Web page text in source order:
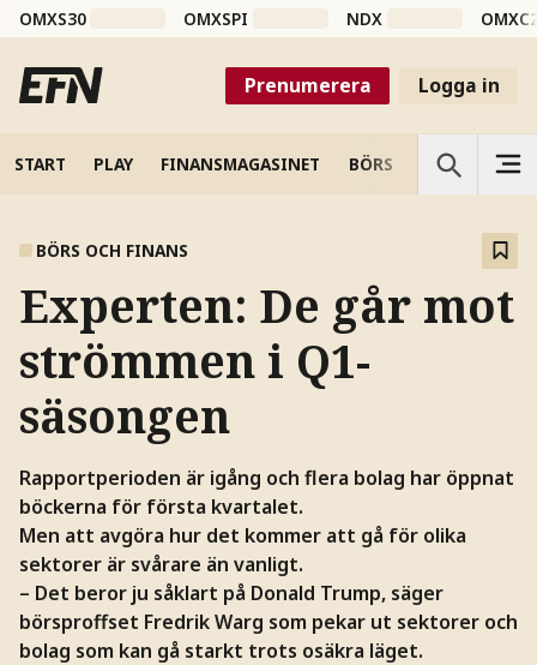
OMXS30 OMXSPI NDX
Prenumerera Logga in
START PLAY FINANSMAGASINET BÖRS VETENSKAP
BÖRS OCH FINANS
Experten: De går mot
strömmen i Q1-
säsongen
Rapportperioden är igång och flera bolag har öppnat
böckerna för första kvartalet.
Men att avgöra hur det kommer att gå för olika
sektorer är svårare än vanligt.
– Det beror ju såklart på Donald Trump, säger
börsproffset Fredrik Warg som pekar ut sektorer och
bolag som kan gå starkt trots osäkra läget.